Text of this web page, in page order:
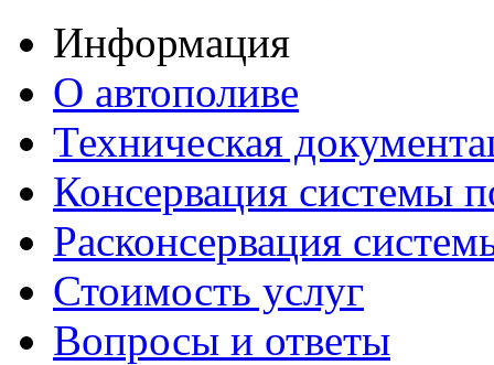
Информация
О автополиве
Техническая
Консервация системы
Расконсервация
Стоимость услуг
Вопросы и ответы